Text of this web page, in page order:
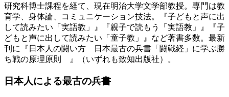
研究科博士課程を経て、現在明治大学文学部教授。専門は教
育学、身体論、コミュニケーション技法。『子どもと声に出
して読みたい「実語教」』『親子で読もう「実語教」』『子
どもと声に出して読みたい「童子教」』など著書多数。最新
刊に『日本人の闘い方 日本最古の兵書「闘戦経」に学ぶ勝
ち戦の原理原則 』（いずれも致知出版社）。
日本人による最古の兵書